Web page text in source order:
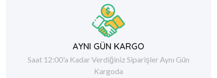
AYNI GÜN KARGO
Saat 12:00'a Kadar Verdiğiniz Siparişler Aynı Gün
Kargoda